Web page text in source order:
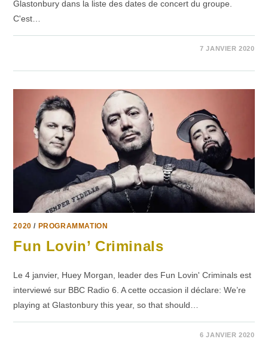
Glastonbury dans la liste des dates de concert du groupe.
C'est…
7 JANVIER 2020
2020 / PROGRAMMATION
Fun Lovin’ Criminals
Le 4 janvier, Huey Morgan, leader des Fun Lovin' Criminals est
interviewé sur BBC Radio 6. A cette occasion il déclare: We’re
playing at Glastonbury this year, so that should…
6 JANVIER 2020